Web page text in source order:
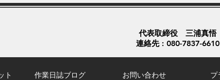
代表取締役 三浦真悟
連絡先 : 080-7837-6610
ト 作業日誌ブログ お問い合わせ プ